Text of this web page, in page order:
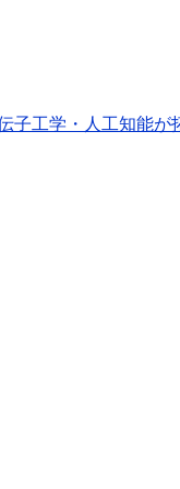
子工学・人工知能が